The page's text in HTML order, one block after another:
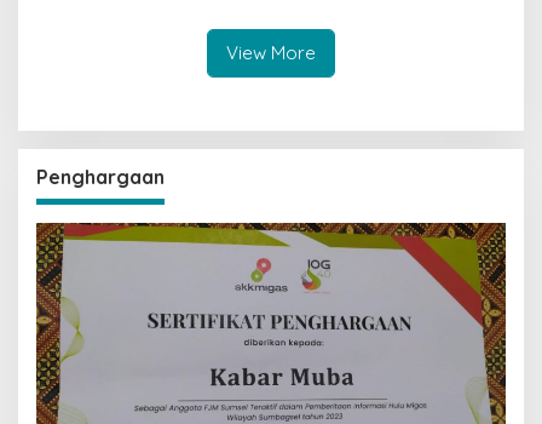
View More
Penghargaan